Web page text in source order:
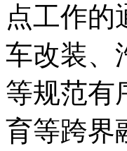
点工作的
车改装、
等规范有
育等跨界